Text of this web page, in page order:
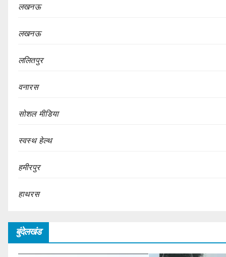
लखनऊ
लखनऊ
ललितपुर
वनारस
सोशल मीडिया
स्वस्थ हेल्थ
हमीरपुर
हाथरस
बुंदेलखंड